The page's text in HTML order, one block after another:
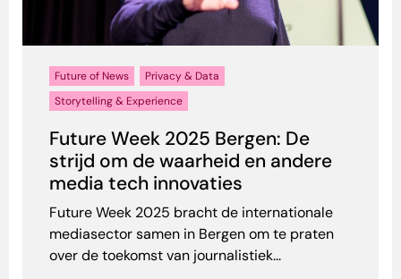
Future of News
Privacy & Data
Storytelling & Experience
Future Week 2025 Bergen: De
strijd om de waarheid en andere
media tech innovaties
Future Week 2025 bracht de internationale
mediasector samen in Bergen om te praten
over de toekomst van journalistiek...